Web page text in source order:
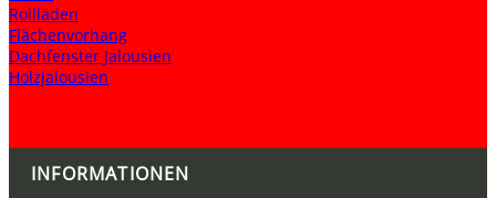
Rollläden
Flächenvorhang
Dachfenster Jalousien
Holzjalousien
INFORMATIONEN